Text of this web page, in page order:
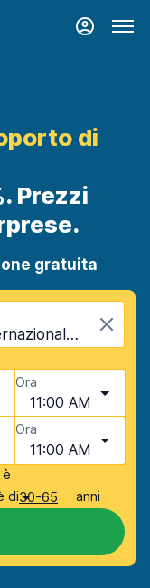
di
Prezzi
gratuita
Wilmington Aeroporto Internazionale (ILM), Wilmington, USA - Carolina del Nord
Ora
11:00 AM
Ora
11:00 AM
di30-65 anni